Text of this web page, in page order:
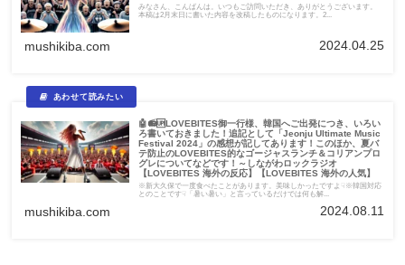
みなさん、こんばんは。いつもご訪問いただき、ありがとうございます。
本稿は2月末日に書いた内容を改稿したものになります。2...
mushikiba.com 2024.04.25
🤖📻🆙LOVEBITES御一行様、韓国へご出発につき、いろい
ろ書いておきました！追記として「Jeonju Ultimate Music
Festival 2024」の感想が記してあります！このほか、夏バ
テ防止のLOVEBITES的なゴージャスランチ＆コリアンプロ
グレについてなどです！～しながわロックラジオ
【LOVEBITES 海外の反応】【LOVEBITES 海外の人気】
※新大久保で一度食べたことがあります。美味しかったですよ☟※韓国対応
とのことです☟「暑い暑い」と言っているだけでは何も解...
mushikiba.com 2024.08.11